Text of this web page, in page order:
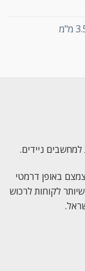
ניידים.
באופן דרמטי
לקוחות לרכוש